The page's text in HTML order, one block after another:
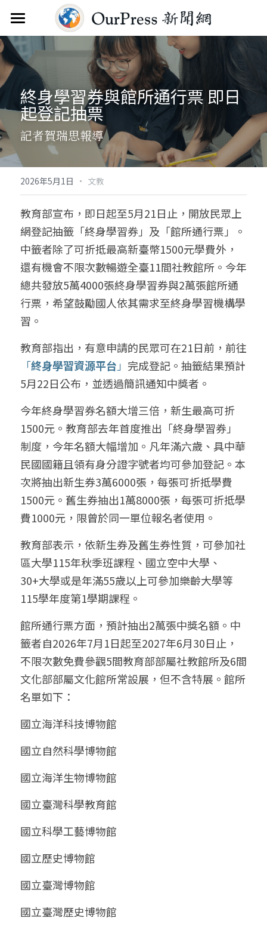
首頁
新聞雲
分類
焦點新聞
觀點評析
文教新聞
綜合生活
人物報導
國際財經
關於
服務
聯繫
訂閱電子報
FAQ
搜索
終身學習券與館所通行票 即日
起登記抽票
記者賀瑞思報導
2026年5月1日 · 文教
教育部宣布，即日起至5月21日止，開放民眾上
網登記抽籤「終身學習券」及「館所通行票」。
中籤者除了可折抵最高新臺幣1500元學費外，
還有機會不限次數暢遊全臺11間社教館所。今年
總共發放5萬4000張終身學習券與2萬張館所通
行票，希望鼓勵國人依其需求至終身學習機構學
習。
教育部指出，有意申請的民眾可在21日前，前往
「終身學習資源平台 」 完成登記。抽籤結果預計
5月22日公布，並透過簡訊通知中獎者。
今年終身學習券名額大增三倍，新生最高可折
1500元。教育部去年首度推出「終身學習券」
制度，今年名額大幅增加。凡年滿六歲、具中華
民國國籍且領有身分證字號者均可參加登記。本
次將抽出新生券3萬6000張，每張可折抵學費
1500元。舊生券抽出1萬8000張，每張可折抵學
費1000元，限曾於同一單位報名者使用。
教育部表示，依新生券及舊生券性質，可參加社
區大學115年秋季班課程、國立空中大學、
30+大學或是年滿55歲以上可參加樂齡大學等
115學年度第1學期課程。
館所通行票方面，預計抽出2萬張中獎名額。中
籤者自2026年7月1日起至2027年6月30日止，
不限次數免費參觀5間教育部部屬社教館所及6間
文化部部屬文化館所常設展，但不含特展。館所
名單如下：
國立海洋科技博物館
國立自然科學博物館
國立海洋生物博物館
國立臺灣科學教育館
國立科學工藝博物館
國立歷史博物館
國立臺灣博物館
國立臺灣歷史博物館